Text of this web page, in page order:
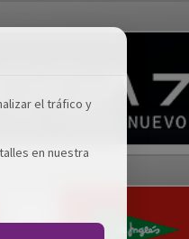
el tráfico y
en nuestra